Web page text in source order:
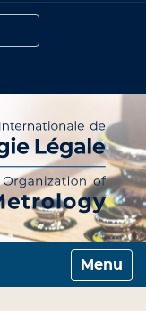
Toggle